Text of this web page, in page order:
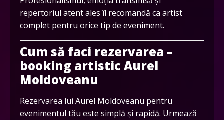
repertoriul atent ales îl recomandă ca artist
complet pentru orice tip de eveniment.
Cum să faci rezervarea –
booking artistic Aurel
Moldoveanu
Rezervarea lui Aurel Moldoveanu pentru
evenimentul tău este simplă și rapidă. Urmează